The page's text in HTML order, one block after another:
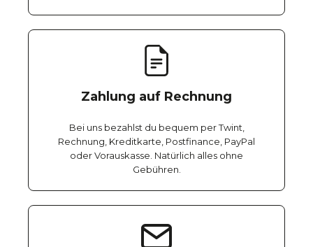
Zahlung auf Rechnung
Bei uns bezahlst du bequem per Twint,
Rechnung, Kreditkarte, Postfinance, PayPal
oder Vorauskasse. Natürlich alles ohne
Gebühren.